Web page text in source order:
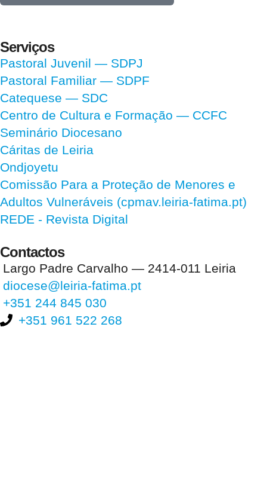
Serviços
Pastoral Juvenil — SDPJ
Pastoral Familiar — SDPF
Catequese — SDC
Centro de Cultura e Formação — CCFC
Seminário Diocesano
Cáritas de Leiria
Ondjoyetu
Comissão Para a Proteção de Menores e
Adultos Vulneráveis (cpmav.leiria-fatima.pt)
REDE - Revista Digital
Contactos
Largo Padre Carvalho — 2414-011 Leiria
diocese@leiria-fatima.pt
+351 244 845 030
+351 961 522 268